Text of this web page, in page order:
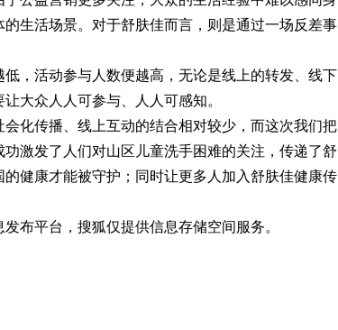
生活场景。对于舒肤佳而言，则是通过一场反差事
活动参与人数便越高，无论是线上的转发、线下
大众人人可参与、人人可感知。
传播、线上互动的结合相对较少，而这次我们把
激发了人们对山区儿童洗手困难的关注，传递了舒
健康才能被守护；同时让更多人加入舒肤佳健康传
平台，搜狐仅提供信息存储空间服务。